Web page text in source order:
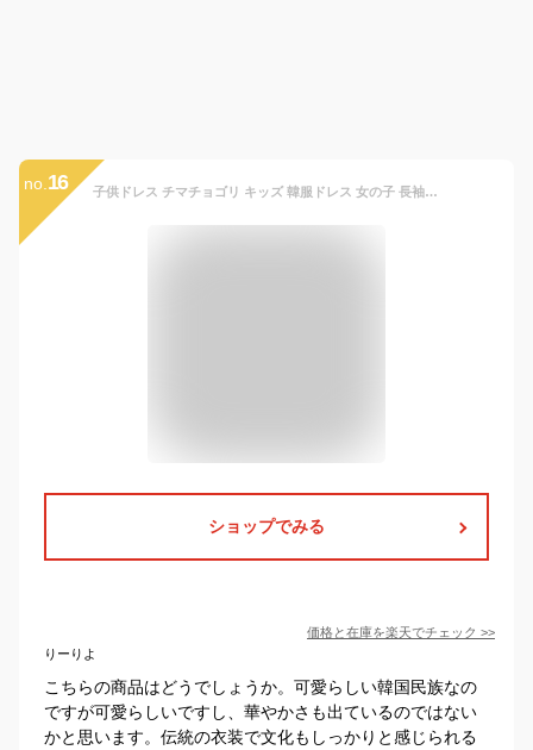
no. 16 子供ドレス チマチョゴリ キッズ 韓服ドレス 女の子 長袖 ロング丈 韓国民族衣装 韓国民族古典ダンス衣装 韓流 ステージ衣装 結婚式 二次会 パーティー ドレス 立体お花 刺しゅう かわいい 韓国 伝統 発表会 演奏会 学園祭 演出服 コスチューム100 110 120 130 140 150
ショップでみる
価格と在庫を楽天でチェック >>
りーりよ
こちらの商品はどうでしょうか。可愛らしい韓国民族なの
ですが可愛らしいですし、華やかさも出ているのではない
かと思います。伝統の衣装で文化もしっかりと感じられる